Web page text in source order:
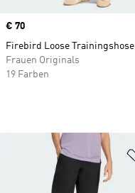
Price
€ 70
Firebird Loose Trainingshose
Frauen Originals
19 Farben